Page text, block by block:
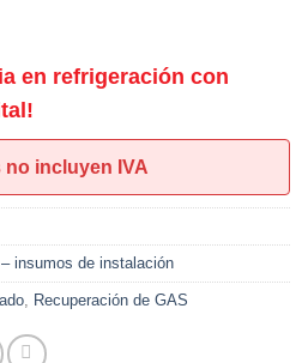
en refrigeración con
no incluyen IVA
insumos de instalación
, Recuperación de GAS